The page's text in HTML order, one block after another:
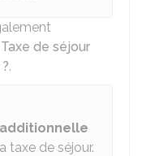
Taxe de séjour
.
taxe de séjour.